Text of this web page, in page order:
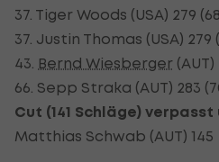
37. Tiger Woods (USA) 279
37. Justin Thomas (USA) 279
43. Bernd Wiesberger
66. Sepp Straka (AUT) 283
Cut (141 Schläge) verpasst
Matthias Schwab (AUT) 145